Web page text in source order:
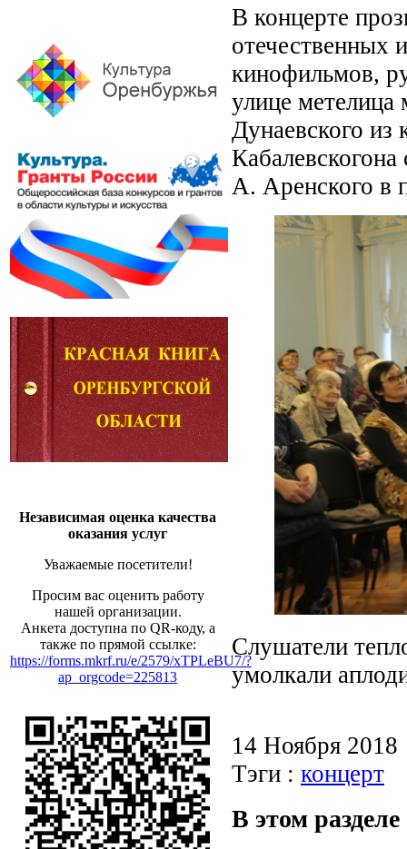
Независимая оценка качества
оказания услуг
Уважаемые посетители!
Просим вас оценить работу
нашей организации.
Анкета доступна по QR-коду, а
также по прямой ссылке:
https://forms.mkrf.ru/e/2579/xTPLeBU7/?
ap_orgcode=225813
В концерте
отечественных
кинофильмов,
улице
Дунаевского
А. Аренского в
Слушатели
умолкали
14 Ноября
Тэги : концерт
В этом разделе